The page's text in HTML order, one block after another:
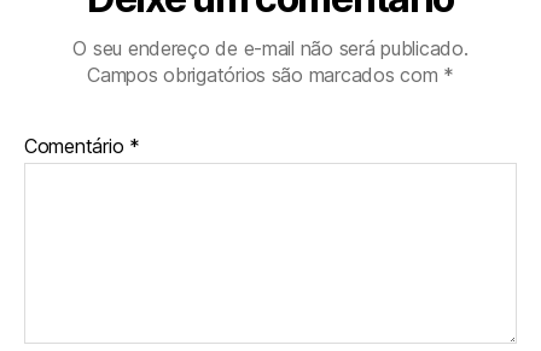
O seu endereço de e-mail não será publicado.
Campos obrigatórios são marcados com *
Comentário *